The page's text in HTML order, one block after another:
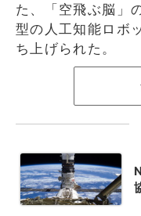
た、「空飛ぶ脳」
型の人工知能ロボ
ち上げられた。